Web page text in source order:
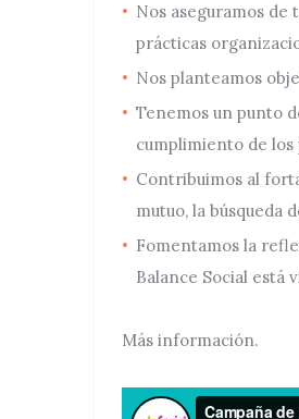
Nos aseguramos
prácticas
Nos planteamos
Tenemos un punto
cumplimiento de los
Contribuimos al
mutuo, la búsqueda
Fomentamos la
Balance Social está
Más información.